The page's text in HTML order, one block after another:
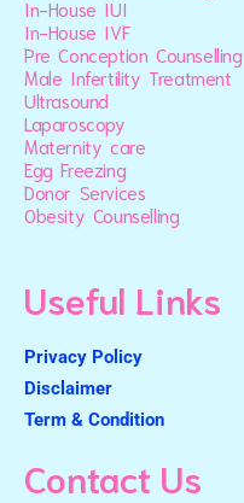
In-House IUI
In-House IVF
Pre Conception Counselling
Male Infertility Treatment
Ultrasound
Laparoscopy
Maternity care
Egg Freezing
Donor Services
Obesity Counselling
Useful Links
Privacy Policy
Disclaimer
Term & Condition
Contact Us